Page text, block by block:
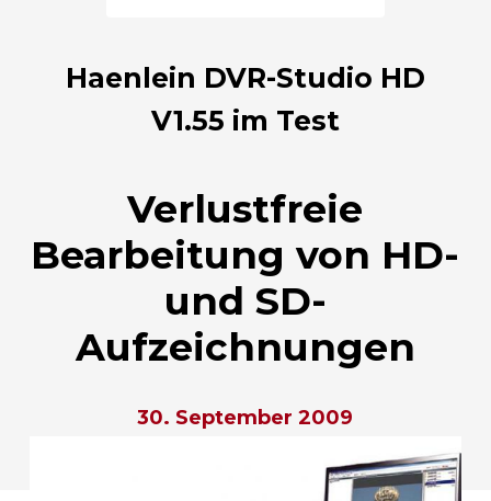
Haenlein DVR-Studio HD
V1.55 im Test
Verlustfreie
Bearbeitung von HD-
und SD-
Aufzeichnungen
30. September 2009